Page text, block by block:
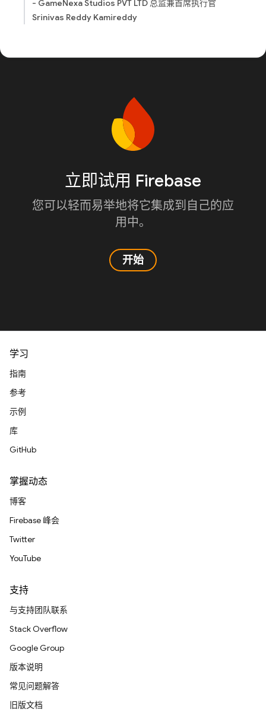
- GameNexa Studios PVT LTD 总监兼首席执行官
Srinivas Reddy Kamireddy
立即试用 Firebase
您可以轻而易举地将它集成到自己的应
用中。
开始
学习
指南
参考
示例
库
GitHub
掌握动态
博客
Firebase 峰会
Twitter
YouTube
支持
与支持团队联系
Stack Overflow
Google Group
版本说明
常见问题解答
旧版文档